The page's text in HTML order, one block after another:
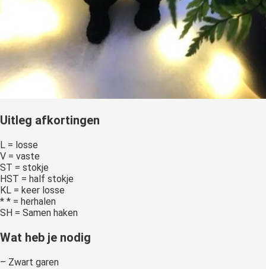
Uitleg afkortingen
L = losse
V = vaste
ST = stokje
HST = half stokje
KL = keer losse
* * = herhalen
SH = Samen haken
Wat heb je nodig
– Zwart garen